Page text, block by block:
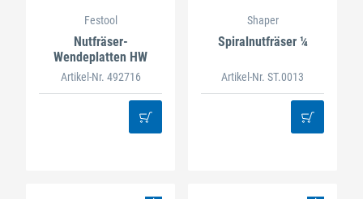
Festool
Nutfräser-
Wendeplatten HW
Artikel-Nr. 492716
Shaper
Spiralnutfräser ¼
Artikel-Nr. ST.0013